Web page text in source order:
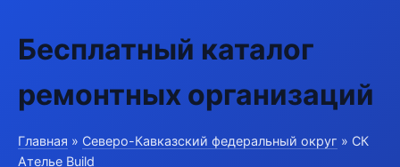
Бесплатный каталог
ремонтных организаций
Главная » Северо-Кавказский федеральный округ » СК
Ателье Build